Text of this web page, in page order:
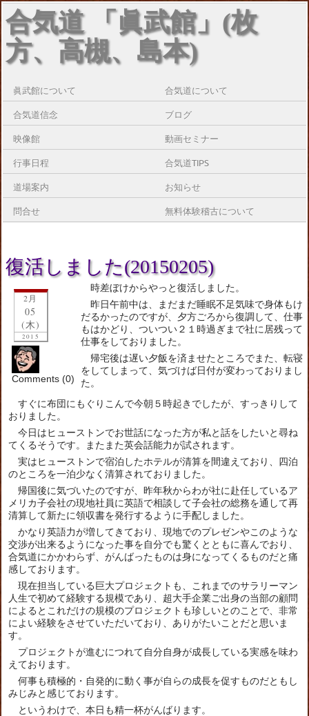
合気道 「眞武館」(枚
方、高槻、島本)
眞武館について 合気道について
合気道信念 ブログ
映像館 動画セミナー
行事日程 合気道TIPS
道場案内 お知らせ
問合せ 無料体験稽古について
復活しました(20150205)
2月
05
(木)
2015
Comments (0)
時差ぼけからやっと復活しました。
昨日午前中は、まだまだ睡眠不足気味で身体もけ
だるかったのですが、夕方ごろから復調して、仕事
もはかどり、ついつい２１時過ぎまで社に居残って
仕事をしておりました。
帰宅後は遅い夕飯を済ませたところでまた、転寝
をしてしまって、気づけば日付が変わっておりまし
た。
すぐに布団にもぐりこんで今朝５時起きでしたが、すっきりして
おりました。
今日はヒューストンでお世話になった方が私と話をしたいと尋ね
てくるそうです。またまた英会話能力が試されます。
実はヒューストンで宿泊したホテルが清算を間違えており、四泊
のところを一泊少なく清算されておりました。
帰国後に気づいたのですが、昨年秋からわが社に赴任しているア
メリカ子会社の現地社員に英語で相談して子会社の総務を通して再
清算して新たに領収書を発行するように手配しました。
かなり英語力が増してきており、現地でのプレゼンやこのような
交渉が出来るようになった事を自分でも驚くとともに喜んでおり、
合気道にかかわらず、がんばったものは身になってくるものだと痛
感しております。
現在担当している巨大プロジェクトも、これまでのサラリーマン
人生で初めて経験する規模であり、超大手企業ご出身の当部の顧問
によるとこれだけの規模のプロジェクトも珍しいとのことで、非常
によい経験をさせていただいており、ありがたいことだと思いま
す。
プロジェクトが進むにつれて自分自身が成長している実感を味わ
えております。
何事も積極的・自発的に動く事が自らの成長を促すものだともし
みじみと感じております。
というわけで、本日も精一杯がんばります。